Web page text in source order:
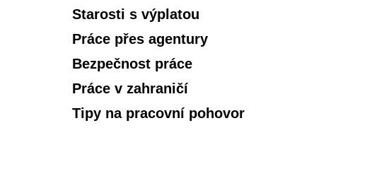
Starosti s výplatou
Práce přes agentury
Bezpečnost práce
Práce v zahraničí
Tipy na pracovní pohovor